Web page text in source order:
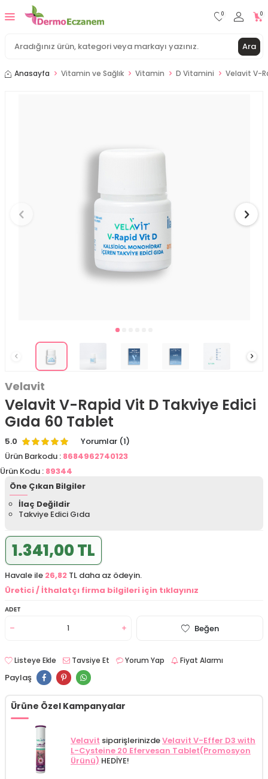
Ara
0 0
Anasayfa Vitamin ve Sağlık Vitamin D Vitamini Velavit V-
Velavit
Velavit V-Rapid Vit D Takviye Edici
Gıda 60 Tablet
5.0
Yorumlar (1)
Ürün Barkodu : 8684962740123
Ürün Kodu : 89344
Öne Çıkan Bilgiler
İlaç Değildir
Takviye Edici Gıda
1.341,00 TL
Havale ile 26,82 TL daha az ödeyin.
Üretici / İthalatçı firma bilgileri için tıklayınız
ADET
Beğen
Listeye Ekle Tavsiye Et Yorum Yap Fiyat Alarmı
Paylaş
Ürüne Özel Kampanyalar
Velavit siparişlerinizdeVelavit V-Effer D3 with
L-Cysteine 20 Efervesan Tablet(Promosyon
Ürünü) HEDİYE!